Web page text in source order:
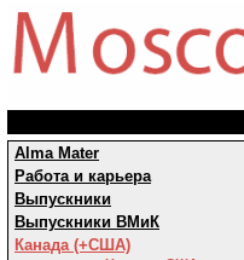
Alma Mater
Работа и карьера
Выпускники
Выпускники ВМиК
Канада (+США)